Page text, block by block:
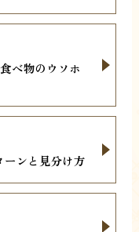
べ物のウソホ
ンと見分け方